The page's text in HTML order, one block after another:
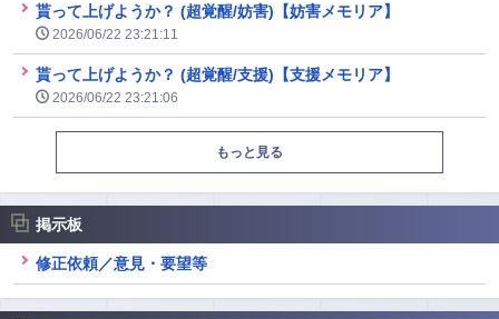
貰って上げようか？ (超覚醒/妨害)【妨害メモリア】
2026/06/22 23:21:11
貰って上げようか？ (超覚醒/支援)【支援メモリア】
2026/06/22 23:21:06
もっと見る
掲示板
修正依頼／意見・要望等